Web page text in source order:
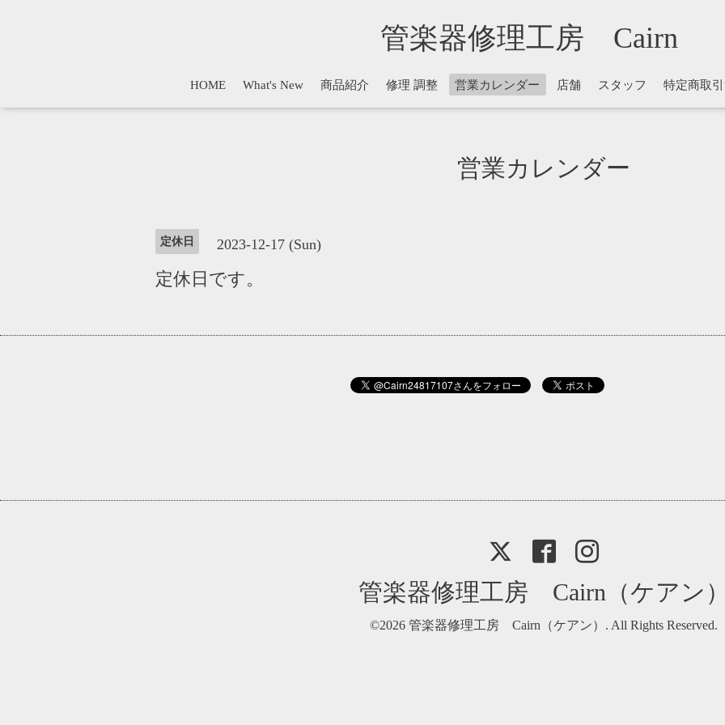
管楽器修理工房 Cairn
HOME What's New 商品紹介 修理 調整 営業カレンダー 店舗 スタッフ 特定商取
営業カレンダー
定休日 2023-12-17 (Sun)
定休日です。
管楽器修理工房 Cairn（ケアン
©2026 管楽器修理工房 Cairn（ケアン） . All Rights Reserved.